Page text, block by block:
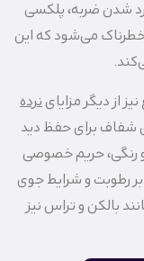
شدن ضربه، پلکسی
می‌شود که این
از دیگر مزایاینرده
شفاف برای حفظ دید
رنگی، حریم خصوصی
رطوبت و شرایط جوی
بالکن و تراس نیز